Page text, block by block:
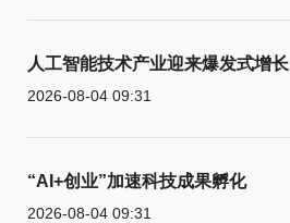
人工智能技术产业迎来爆发式增长
2026-08-04 09:31
“AI+创业”加速科技成果孵化
2026-08-04 09:31